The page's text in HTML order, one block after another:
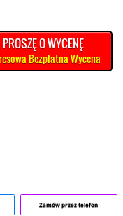
PROSZĘ O WYCENĘ
Expresowa Bezpłatna Wycena
Zamów przez telefon